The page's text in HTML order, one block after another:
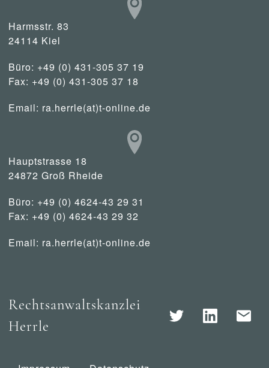
Harmsstr. 83
24114 Kiel
Büro: +49 (0) 431-305 37 19
Fax: +49 (0) 431-305 37 18
Email: ra.herrle(at)t-online.de
Hauptstrasse 18
24872 Groß Rheide
Büro: +49 (0) 4624-43 29 31
Fax: +49 (0) 4624-43 29 32
Email: ra.herrle(at)t-online.de
Rechtsanwaltskanzlei
Herrle